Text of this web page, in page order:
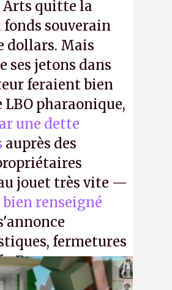
Arts quitte la
fonds souverain
dollars. Mais
ses jetons dans
feraient bien
pharaonique,
une dette
auprès des
jouet très vite —
renseigné
fermetures
En gros, essorer
P.